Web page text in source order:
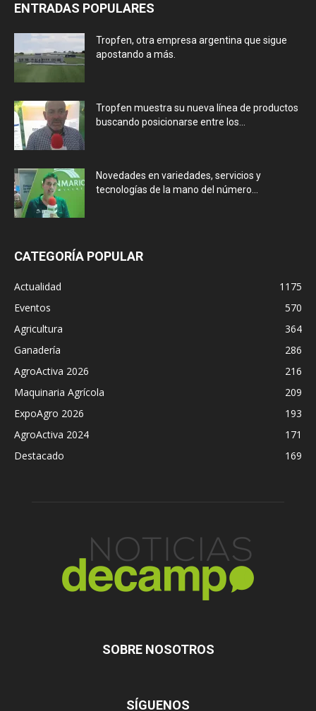
ENTRADAS POPULARES
Tropfen, otra empresa argentina que sigue
apostando a más.
Tropfen muestra su nueva línea de productos
buscando posicionarse entre los...
Novedades en variedades, servicios y
tecnologías de la mano del número...
CATEGORÍA POPULAR
Actualidad
1175
Eventos
570
Agricultura
364
Ganadería
286
AgroActiva 2026
216
Maquinaria Agrícola
209
ExpoAgro 2026
193
AgroActiva 2024
171
Destacado
169
SOBRE NOSOTROS
SÍGUENOS